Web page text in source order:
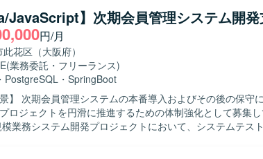
JavaScript】次期会員管理システム開
円/月
花区（大阪府）
(業務委託・フリーランス)
・ PostgreSQL ・ SpringBoot
景】 次期会員管理システムの本番導入およびその後の保守
ロジェクトを円滑に推進するための体制強化として募集しており
業務システム開発プロジェクトにおいて、システムテス